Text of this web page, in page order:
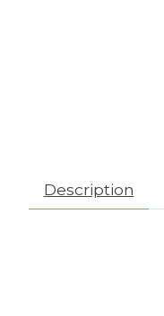
Description